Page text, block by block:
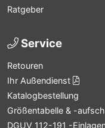
Ratgeber
Service
Retouren
Ihr Außendienst
Katalogbestellung
Größentabelle & -
DGUV 112-191 -